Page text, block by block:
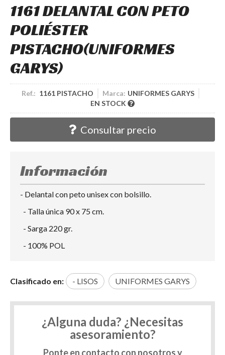
1161 DELANTAL CON PETO
POLIÉSTER
PISTACHO(UNIFORMES
GARYS)
Ref.: 1161 PISTACHO Marca: UNIFORMES GARYS
EN STOCK
Consultar precio
Información
- Delantal con peto unisex con bolsillo.
- Talla única 90 x 75 cm.
- Sarga 220 gr.
- 100% POL
Clasificado en: - LISOS UNIFORMES GARYS
¿Alguna duda? ¿Necesitas
asesoramiento?
Ponte en contacto con nosotros y